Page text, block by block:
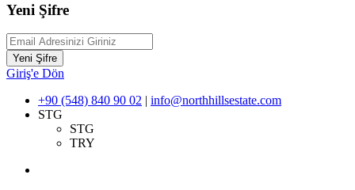
Yeni Şifre
Yeni Şifre
Giriş'e Dön
+90 (548) 840 90 02 | info@northhillsestate.com
STG
STG
TRY